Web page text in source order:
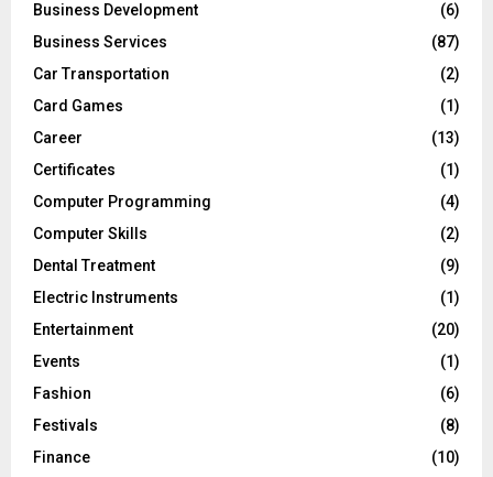
Business Development
(6)
Business Services
(87)
Car Transportation
(2)
Card Games
(1)
Career
(13)
Certificates
(1)
Computer Programming
(4)
Computer Skills
(2)
Dental Treatment
(9)
Electric Instruments
(1)
Entertainment
(20)
Events
(1)
Fashion
(6)
Festivals
(8)
Finance
(10)